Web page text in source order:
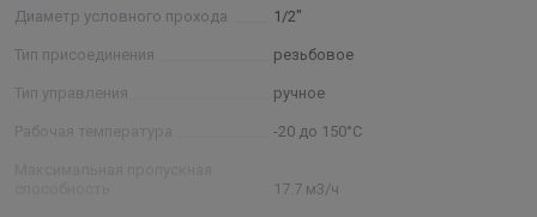
Диаметр условного прохода 1/2"
Тип присоединения резьбовое
Тип управления ручное
Рабочая температура -20 до 150°С
17.7 м3/ч